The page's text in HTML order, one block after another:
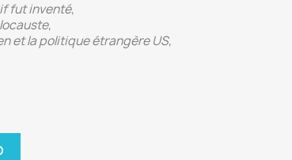
fut inventé,
,
et la politique étrangère US,